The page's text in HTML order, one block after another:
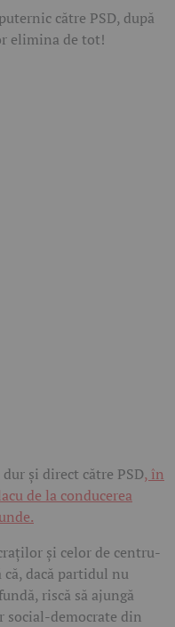
și direct către PSD, în
de la conducerea
și celor de centru-
dacă partidul nu
riscă să ajungă
social-democrate din